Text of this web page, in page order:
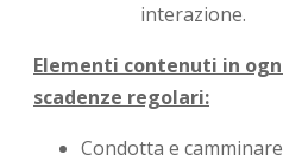
interazione.
Elementi contenuti in
scadenze regolari:
Condotta e